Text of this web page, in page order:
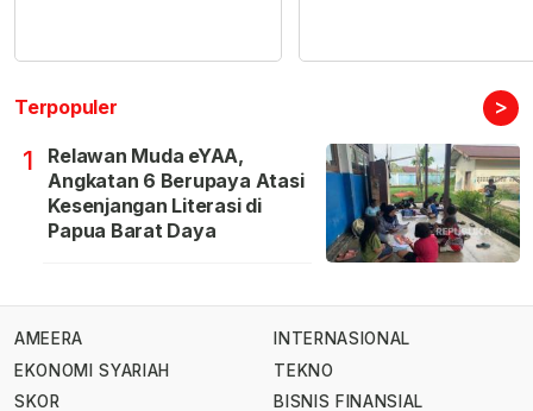
Terpopuler >
1
Relawan Muda eYAA,
Angkatan 6 Berupaya Atasi
Kesenjangan Literasi di
Papua Barat Daya
AMEERA
EKONOMI SYARIAH
SKOR
INTERNASIONAL
TEKNO
BISNIS FINANSIAL